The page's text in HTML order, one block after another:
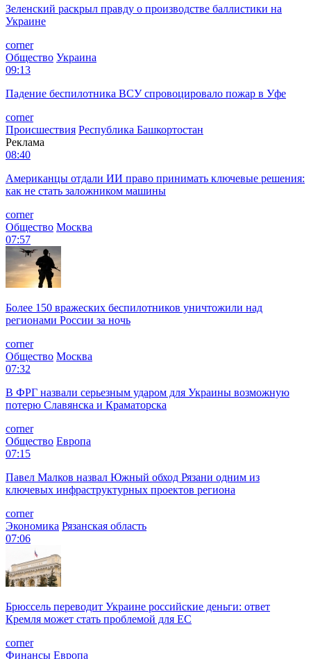
Зеленский раскрыл правду о производстве баллистики на
Украине
corner
Общество Украина
09:13
Падение беспилотника ВСУ спровоцировало пожар в Уфе
corner
Происшествия Республика Башкортостан
Реклама
08:40
Американцы отдали ИИ право принимать ключевые решения:
как не стать заложником машины
corner
Общество Москва
07:57
Более 150 вражеских беспилотников уничтожили над
регионами России за ночь
corner
Общество Москва
07:32
В ФРГ назвали серьезным ударом для Украины возможную
потерю Славянска и Краматорска
corner
Общество Европа
07:15
Павел Малков назвал Южный обход Рязани одним из
ключевых инфраструктурных проектов региона
corner
Экономика Рязанская область
07:06
Брюссель переводит Украине российские деньги: ответ
Кремля может стать проблемой для EC
corner
Финансы Европа